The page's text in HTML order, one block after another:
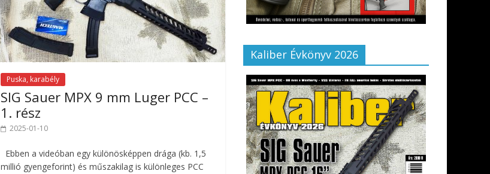
Puska, karabély
SIG Sauer MPX 9 mm Luger PCC –
1. rész
2025-01-10
Ebben a videóban egy különösképpen drága (kb. 1,5
millió gyengeforint) és műszakilag is különleges PCC
Kaliber Évkönyv 2026